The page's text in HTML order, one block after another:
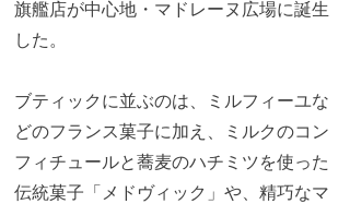
旗艦店が中心地・マドレーヌ広場に誕生
した。
ブティックに並ぶのは、ミルフィーユな
どのフランス菓子に加え、ミルクのコン
フィチュールと蕎麦のハチミツを使った
伝統菓子「メドヴィック」や、精巧なマ